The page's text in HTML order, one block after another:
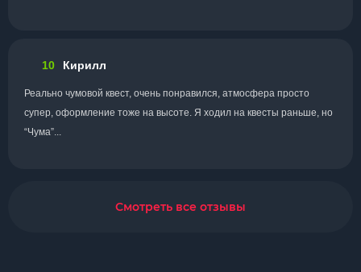
10 Кирилл
Реально чумовой квест, очень понравился, атмосфера просто
супер, оформление тоже на высоте. Я ходил на квесты раньше, но
“Чума”...
Смотреть все отзывы